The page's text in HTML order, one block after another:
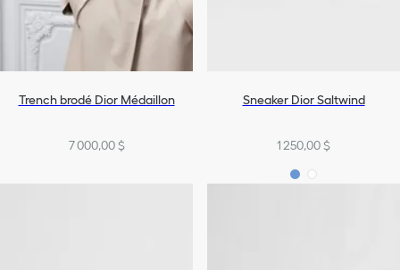
Trench brodé Dior Médaillon
7 000,00 $
Sneaker Dior Saltwind
1 250,00 $